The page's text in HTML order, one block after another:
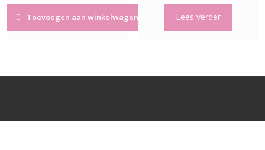
Toevoegen aan winkelwagen Lees verder